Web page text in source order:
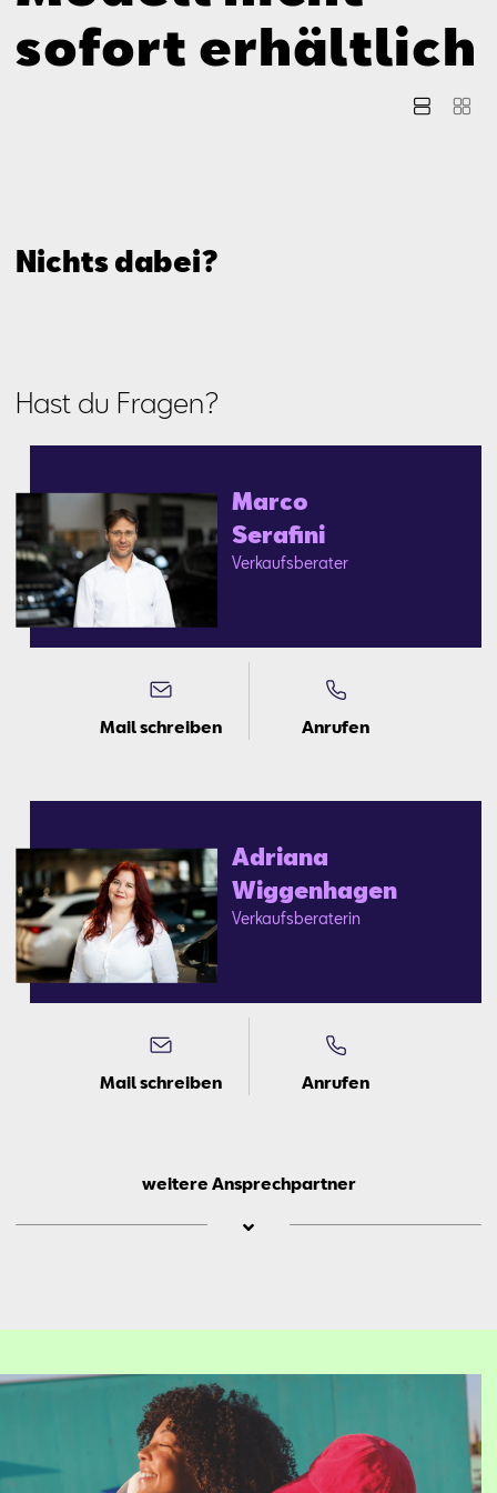
Aktionen
sofort erhältlich
Nichts dabei?
Hast du Fragen?
Mar­co
Sera­fi­ni
Ver­kaufs­be­ra­ter
Mail schreiben Anrufen
Adria­na
Wig­gen­ha­gen
Ver­kaufs­be­ra­te­rin
Mail schreiben Anrufen
weitere Ansprechpartner
Neu­wa­gen­dis­po­si­ti­on